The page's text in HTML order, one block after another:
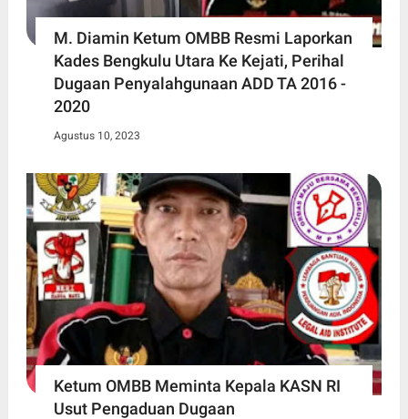
M. Diamin Ketum OMBB Resmi Laporkan
Kades Bengkulu Utara Ke Kejati, Perihal
Dugaan Penyalahgunaan ADD TA 2016 -
2020
Agustus 10, 2023
Ketum OMBB Meminta Kepala KASN RI
Usut Pengaduan Dugaan